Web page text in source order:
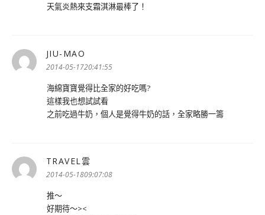
天氣炎熱來支霜淇淋最棒了！
JIU-MAO
示:
2014-05-1720:41:55
海綿寶寶覺得比全家的好吃嗎?
這樣我也想試試看
之前吃過牛奶，個人是覺得牛奶的話，全家略勝一籌
TRAVEL雲
示:
2014-05-1809:07:08
推～
好期待～><